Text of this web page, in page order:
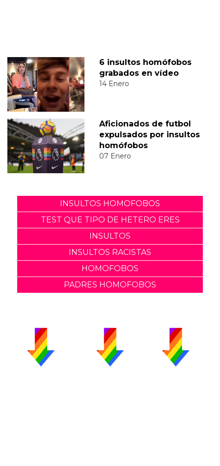
6 insultos homófobos
grabados en vídeo
14 Enero
Aficionados de futbol
expulsados por insultos
homófobos
07 Enero
INSULTOS HOMOFOBOS
TEST QUE TIPO DE HETERO ERES
INSULTOS
INSULTOS RACISTAS
HOMOFOBOS
PADRES HOMOFOBOS